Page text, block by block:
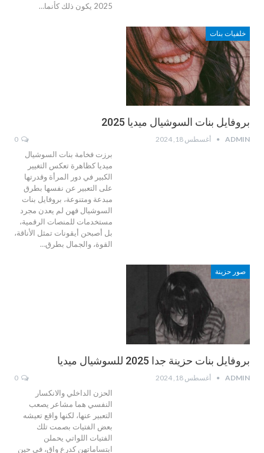
2025 يكون ذلك كأنما…
خلفيات بنات
بروفايل بنات السوشيال ميديا 2025
ADMIN أغسطس 18, 2024
برزت فخامة بنات السوشيال
ميديا كظاهرة تعكس التغيير
الكبير في دور المرأة وقدرتها
على التعبير عن نفسها بطرق
مبدعة ومتنوعة، بروفايل بنات
السوشيال فهن لم يعدن مجرد
مستخدمات للمنصات الرقمية،
بل أصبحن أيقونات تمثل الأناقة،
القوة، والجمال بطرق…
صور حزينة
بروفايل بنات حزينة جدا 2025 للسوشيال ميديا
ADMIN أغسطس 18, 2024
الحزن الداخلي والانكسار
النفسي هما مشاعر يصعب
التعبير عنها، لكنها واقع تعيشه
بعض الفتيات بصمت تلك
الفتيات اللواتي يحملن
ابتساماتهن كدرع واقٍ، في حين